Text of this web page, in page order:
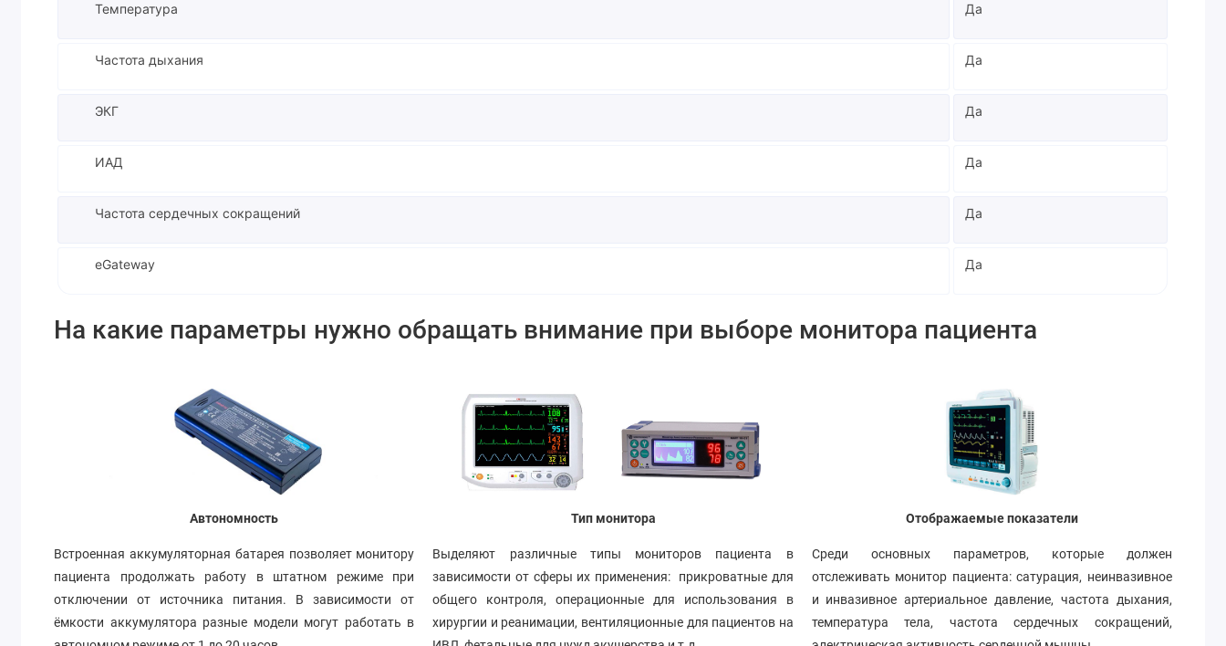
Температура Да
Частота дыхания Да
ЭКГ Да
ИАД Да
Частота сердечных сокращений Да
eGateway Да
На какие параметры нужно обращать внимание при выборе монитора пациента
Автономность
Встроенная аккумуляторная батарея позволяет монитору
пациента продолжать работу в штатном режиме при
отключении от источника питания. В зависимости от
ёмкости аккумулятора разные модели могут работать в
Тип монитора
Выделяют различные типы мониторов пациента в
зависимости от сферы их применения: прикроватные для
общего контроля, операционные для использования в
хирургии и реанимации, вентиляционные для пациентов на
Отображаемые показатели
Среди основных параметров, которые должен
отслеживать монитор пациента: сатурация, неинвазивное
и инвазивное артериальное давление, частота дыхания,
температура тела, частота сердечных сокращений,